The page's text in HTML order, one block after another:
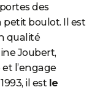
des
boulot. Il est
qualité
Joubert,
l’engage
il est le